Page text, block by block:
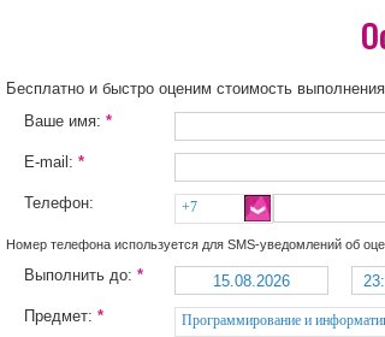
Бесплатно и быстро оценим стоимость
Ваше имя: *
E-mail: *
Телефон: +7
Номер телефона используется для SMS-уведомлений об
Выполнить до: *
Предмет: * Программирование и